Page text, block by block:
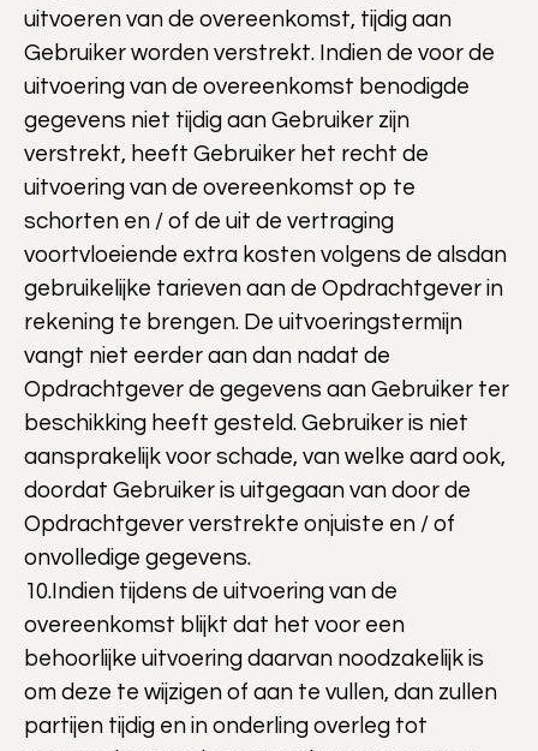
uitvoeren van de overeenkomst, tijdig aan
Gebruiker worden verstrekt. Indien de voor de
uitvoering van de overeenkomst benodigde
gegevens niet tijdig aan Gebruiker zijn
verstrekt, heeft Gebruiker het recht de
uitvoering van de overeenkomst op te
schorten en / of de uit de vertraging
voortvloeiende extra kosten volgens de alsdan
gebruikelijke tarieven aan de Opdrachtgever in
rekening te brengen. De uitvoeringstermijn
vangt niet eerder aan dan nadat de
Opdrachtgever de gegevens aan Gebruiker ter
beschikking heeft gesteld. Gebruiker is niet
aansprakelijk voor schade, van welke aard ook,
doordat Gebruiker is uitgegaan van door de
Opdrachtgever verstrekte onjuiste en / of
onvolledige gegevens.
10.Indien tijdens de uitvoering van de
overeenkomst blijkt dat het voor een
behoorlijke uitvoering daarvan noodzakelijk is
om deze te wijzigen of aan te vullen, dan zullen
partijen tijdig en in onderling overleg tot